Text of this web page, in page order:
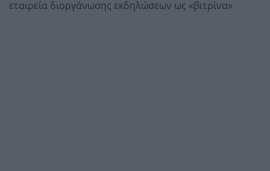
εταιρεία διοργάνωσης εκδηλώσεων ως «βιτρίνα»